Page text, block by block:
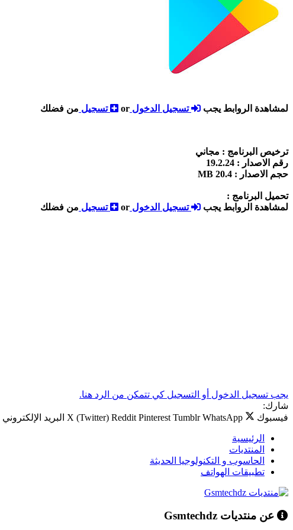
لمشاهدة الروابط يجب تسجيل الدخول or تسجيل من فضلك
ترخيص البرنامج : مجاني
رقم الاصدار : 19.2.24
حجم الاصدار : 20.4 MB
تحميل البرنامج :
لمشاهدة الروابط يجب
تسجيل الدخول or تسجيل من فضلك
يجب تسجيل الدخول أو التسجيل كي تتمكن من الرد هنا.
شارك:
فيسبوك
X (Twitter) Reddit Pinterest Tumblr WhatsApp البريد الإلكتروني
الرئيسية
المنتديات
الحاسوب و التكنولوجيا الحديثة
تطبيقات الهواتف
عن منتديات Gsmtechdz